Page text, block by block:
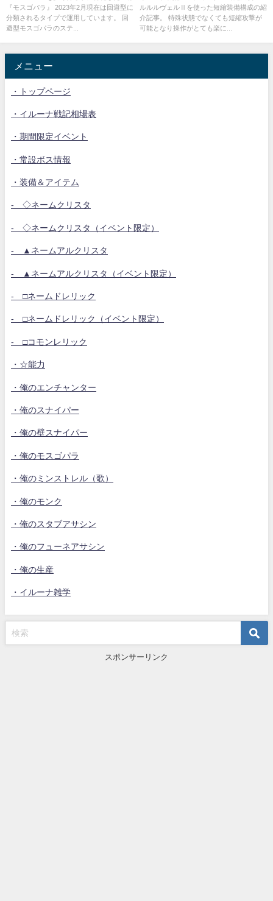
『モスゴパラ』 2023年2月現在は回避型に
分類されるタイプで運用しています。 回
避型モスゴパラのステ...
ルルルヴェルⅡを使った短縮装備構成の紹
介記事。 特殊状態でなくても短縮攻撃が
可能となり操作がとても楽に...
メニュー
・トップページ
・イルーナ戦記相場表
・期間限定イベント
・常設ボス情報
・装備＆アイテム
- ◇ネームクリスタ
- ◇ネームクリスタ（イベント限定）
- ▲ネームアルクリスタ
- ▲ネームアルクリスタ（イベント限定）
- □ネームドレリック
- □ネームドレリック（イベント限定）
- □コモンレリック
・☆能力
・俺のエンチャンター
・俺のスナイパー
・俺の壁スナイパー
・俺のモスゴパラ
・俺のミンストレル（歌）
・俺のモンク
・俺のスタブアサシン
・俺のフューネアサシン
・俺の生産
・イルーナ雑学
スポンサーリンク